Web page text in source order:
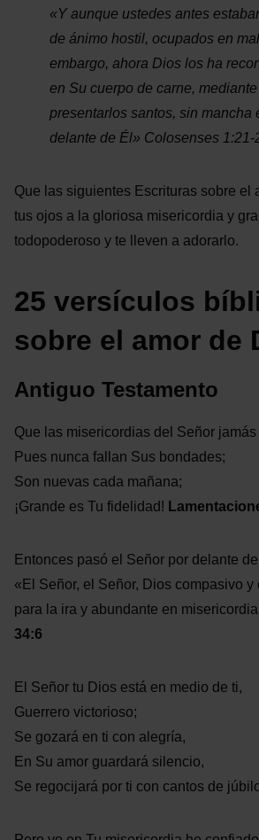
«Y aunque ustedes antes
de ánimo hostil, ocupados en
embargo, ahora Dios los ha
en Su cuerpo de carne,
presentarlos santos, sin mancha
delante de Él» Colosenses 1:21-
Que las siguientes Escrituras sobre el
tus ojos a la gloriosa misericordia y
todopoderoso y te lleven a adorarlo.
25 versículos
sobre el amor de
Antiguo Testamento
Que las misericordias del Señor jamás
Pues nunca fallan Sus bondades;
Son nuevas cada mañana;
¡Grande es Tu fidelidad!
Entonces pasó el Señor por delante
«El Señor, el Señor, Dios compasivo y
para la ira y abundante en
34:6
El Señor tu Dios está en medio de ti,
Guerrero victorioso;
Se gozará en ti con alegría,
En Su amor guardará silencio,
Se regocijará por ti con cantos de